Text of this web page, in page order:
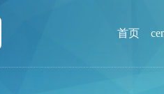
首页